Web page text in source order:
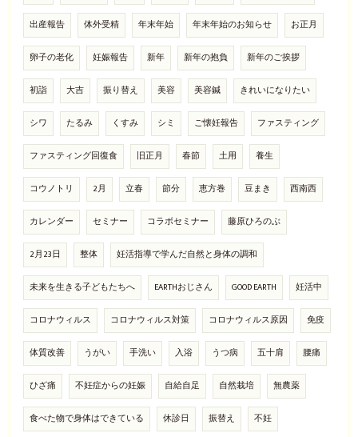
出産報告 体外受精 年末年始 年末年始のお知らせ お正月
卵子の老化 妊娠報告 新年 新年の抱負 新年のご挨拶
初詣 大吉 振り替え 美容 美容鍼 きれいになりたい
シワ たるみ くすみ シミ ご懐妊報告 ファスティング
ファスティング回復食 旧正月 春節 土用 養生
コウノトリ 2月 立春 節分 恵方巻 豆まき 西南西
カレンダー セミナー コラボセミナー 藤原ひろのぶ
2月23日 整体 妊活指導で学んだ自然と身体の調和
未来を生きる子どもたちへ EARTHおじさん GOOD EARTH 妊活中
コロナウィルス コロナウィルス対策 コロナウィルス原因 免疫
体質改善 うがい 手洗い 入浴 うつ病 五十肩 腰痛
ひざ痛 不妊症からの妊娠 自給自足 自然栽培 無農薬
食べた物で身体はできている 休診日 振替え 不妊